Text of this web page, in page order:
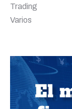
Trading
Varios